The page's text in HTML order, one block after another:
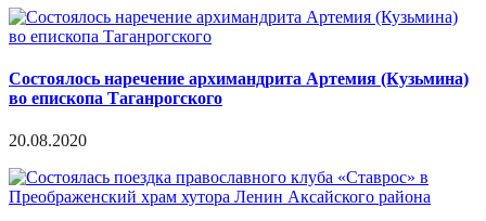
Состоялось наречение архимандрита Артемия (Кузьмина)
во епископа Таганрогского
20.08.2020